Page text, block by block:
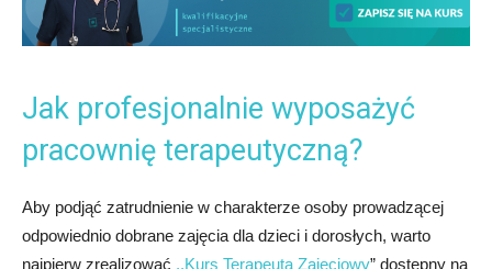
Jak profesjonalnie wyposażyć
pracownię terapeutyczną?
Aby podjąć zatrudnienie w charakterze osoby prowadzącej
odpowiednio dobrane zajęcia dla dzieci i dorosłych, warto
najpierw zrealizować ,,Kurs Terapeuta Zajęciowy” dostępny na